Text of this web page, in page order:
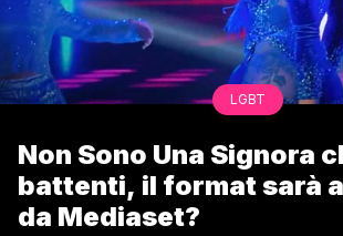
LGBT
Non Sono Una Signora
battenti, il format sarà
da Mediaset?